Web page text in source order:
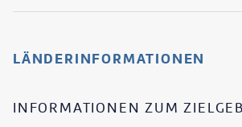
LÄNDERINFORMATIONEN
INFORMATIONEN ZUM